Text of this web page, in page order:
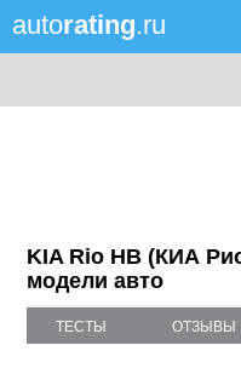
autorating.ru
KIA Rio HB (КИА
модели авто
ТЕСТЫ ОТЗЫВЫ